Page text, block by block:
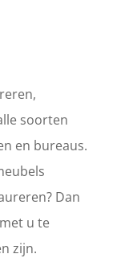
soorten
en bureaus.
Dan
u te
zijn.